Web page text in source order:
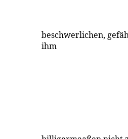
beschwerlichen,
ihm